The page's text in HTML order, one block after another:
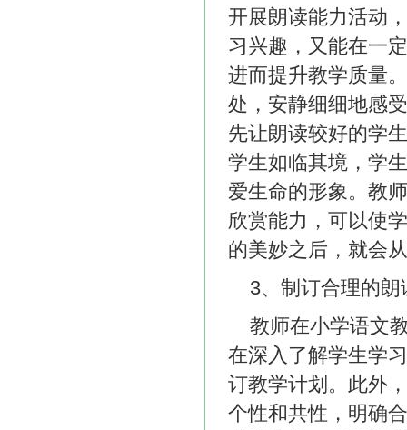
开展朗读能力活动
习兴趣，又能在一
进而提升教学质量
处，安静细细地感
先让朗读较好的学
学生如临其境，学
爱生命的形象。教
欣赏能力，可以使
的美妙之后，就会
3、制订合理的
教师在小学语文
在深入了解学生学
订教学计划。此外
个性和共性，明确